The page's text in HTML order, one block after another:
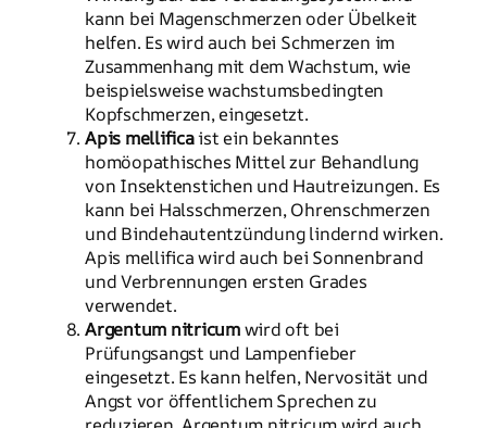
kann bei Magenschmerzen oder Übelkeit
helfen. Es wird auch bei Schmerzen im
Zusammenhang mit dem Wachstum, wie
beispielsweise wachstumsbedingten
Kopfschmerzen, eingesetzt.
Apis mellificaist ein bekanntes
homöopathisches Mittel zur Behandlung
von Insektenstichen und Hautreizungen. Es
kann bei Halsschmerzen, Ohrenschmerzen
und Bindehautentzündung lindernd wirken.
Apis mellifica wird auch bei Sonnenbrand
und Verbrennungen ersten Grades
verwendet.
Argentum nitricumwird oft bei
Prüfungsangst und Lampenfieber
eingesetzt. Es kann helfen, Nervosität und
Angst vor öffentlichem Sprechen zu